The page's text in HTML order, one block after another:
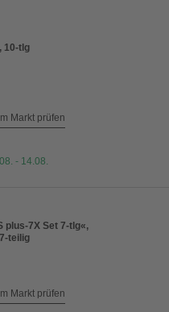
10-tlg
Markt prüfen
- 14.08.
plus-7X Set 7-tlg«,
teilig
Markt prüfen